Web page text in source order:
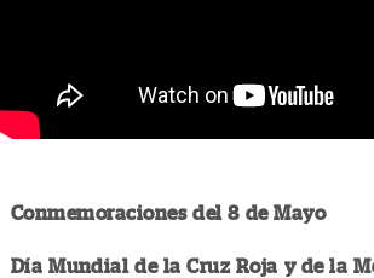
Conmemoraciones del 8 de Mayo
Día Mundial de la Cruz Roja y de la